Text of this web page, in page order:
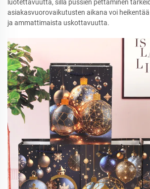
luotettavuutta, sillä pussien pettäminen
asiakasvuorovaikutusten aikana voi
ja ammattimaista uskottavuutta.